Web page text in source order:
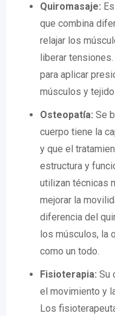
Quiromasaje:
que combina
relajar los
liberar
para aplicar
músculos y
Osteopatía: Se
cuerpo tiene la
y que el
estructura y
utilizan técnicas
mejorar la
diferencia del
los músculos, la
como un todo.
Fisioterapia: Su
el movimiento y
Los